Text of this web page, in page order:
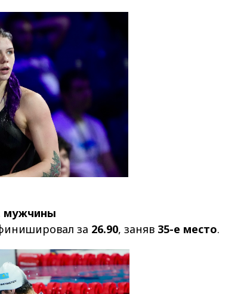
мужчины
за 26.90, заняв 35-е место.